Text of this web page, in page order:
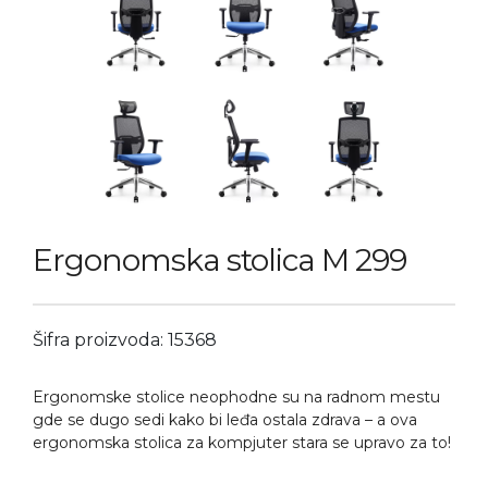
Ergonomska stolica M 299
Šifra proizvoda: 15368
Ergonomske stolice neophodne su na radnom mestu
gde se dugo sedi kako bi leđa ostala zdrava – a ova
ergonomska stolica za kompjuter stara se upravo za to!